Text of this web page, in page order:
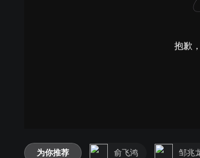
抱歉
为你推荐 俞飞鸿 邹兆